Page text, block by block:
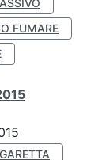
FUMARE